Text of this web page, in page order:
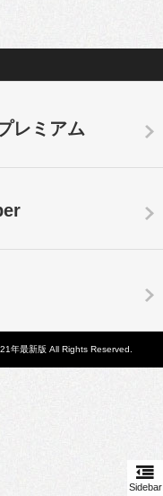
Sidebar
レミアム
年最新版 All Rights Reserved.